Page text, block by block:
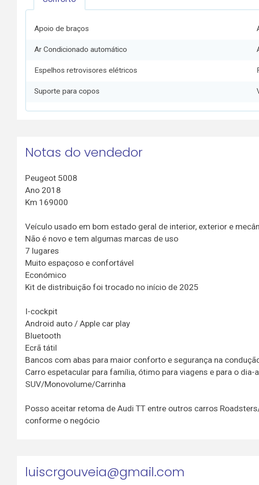
Apoio de braços
Ar Condicionado automático
Espelhos retrovisores elétricos
Suporte para copos
Notas do vendedor
Peugeot 5008
Ano 2018
Km 169000
Veículo usado em bom estado geral de interior, exterior e
Não é novo e tem algumas marcas de uso
7 lugares
Muito espaçoso e confortável
Económico
Kit de distribuição foi trocado no início de 2025
I-cockpit
Android auto / Apple car play
Bluetooth
Ecrã tátil
Bancos com abas para maior conforto e segurança na
Carro espetacular para família, ótimo para viagens e para o dia-
SUV/Monovolume/Carrinha
Posso aceitar retoma de Audi TT entre outros carros
conforme o negócio
luiscrgouveia@gmail.com